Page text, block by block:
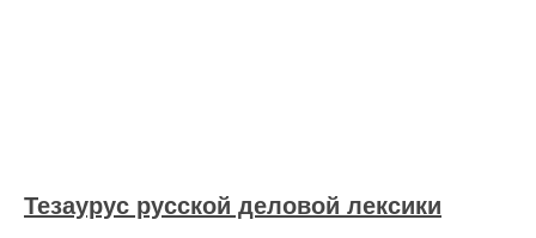
Тезаурус русской деловой лексики